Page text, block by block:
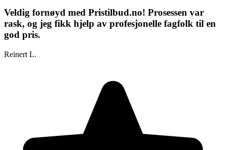
Veldig fornøyd med Pristilbud.no! Prosessen var
rask, og jeg fikk hjelp av profesjonelle fagfolk til en
god pris.
Reinert L.